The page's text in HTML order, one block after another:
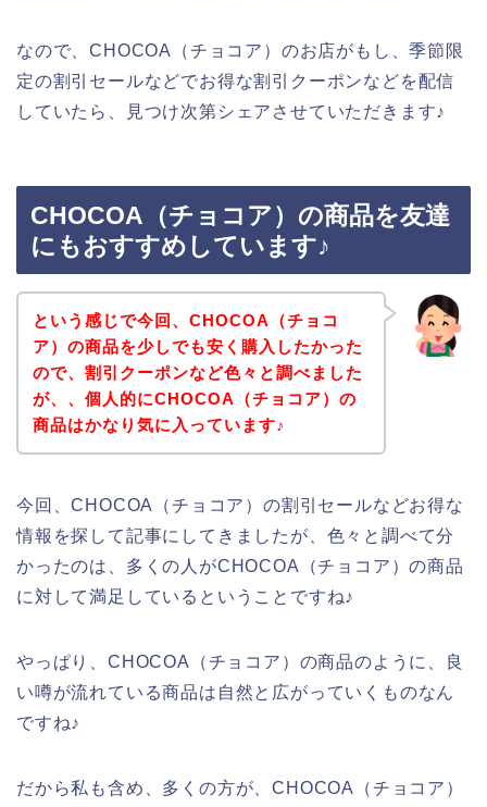
なので、CHOCOA（チョコア）のお店がもし、季節限
定の割引セールなどでお得な割引クーポンなどを配信
していたら、見つけ次第シェアさせていただきます♪
CHOCOA（チョコア）の商品を友達
にもおすすめしています♪
という感じで今回、CHOCOA（チョコ
ア）の商品を少しでも安く購入したかった
ので、割引クーポンなど色々と調べました
が、、個人的にCHOCOA（チョコア）の
商品はかなり気に入っています♪
今回、CHOCOA（チョコア）の割引セールなどお得な
情報を探して記事にしてきましたが、色々と調べて分
かったのは、多くの人がCHOCOA（チョコア）の商品
に対して満足しているということですね♪
やっぱり、CHOCOA（チョコア）の商品のように、良
い噂が流れている商品は自然と広がっていくものなん
ですね♪
だから私も含め、多くの方が、CHOCOA（チョコア）